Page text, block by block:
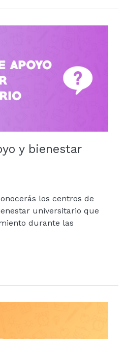
y bienestar
los centros de
universitario que
durante las